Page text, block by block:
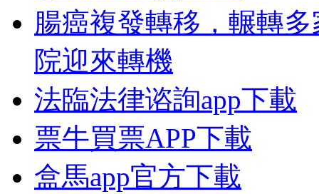
腸癌複發轉移，輾轉
院迎來轉機
法臨法律谘詢app下載
票牛買票APP下載
盒馬app官方下載